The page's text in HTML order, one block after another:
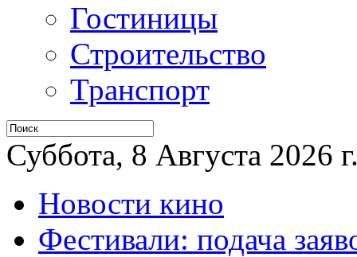
Гостиницы
Строительство
Транспорт
Суббота, 8 Августа 2026
Новости кино
Фестивали: подача